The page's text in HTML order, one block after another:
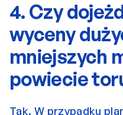
4. Czy
wyceny
mniejszych
powiecie
Tak. W przypadku